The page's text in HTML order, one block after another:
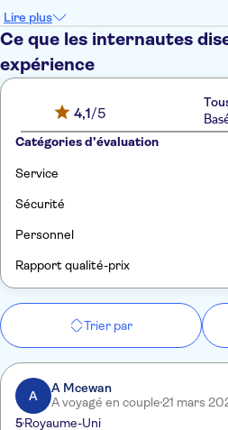
Lire plus
Ce que les internautes
expérience
4,1/5
Catégories d'évaluation
Service
Sécurité
Personnel
Rapport qualité-prix
Trier par
A
A Mcewan
A voyagé en couple21 mars
5Royaume-Uni